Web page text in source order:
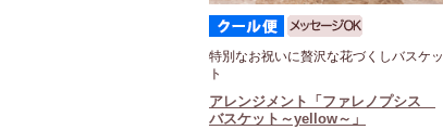
特別なお祝いに贅沢な花づくしバスケッ
ト
アレンジメント「ファレノプシス
バスケット～yellow～」